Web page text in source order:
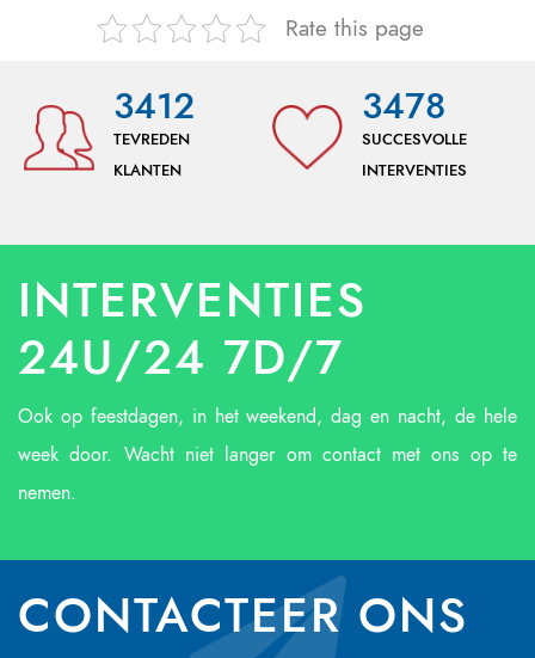
Rate this page
3412
TEVREDEN
KLANTEN
3478
SUCCESVOLLE
INTERVENTIES
INTERVENTIES
24U/24 7D/7
Ook op feestdagen, in het weekend, dag en nacht, de hele
week door. Wacht niet langer om contact met ons op te
nemen.
CONTACTEER ONS